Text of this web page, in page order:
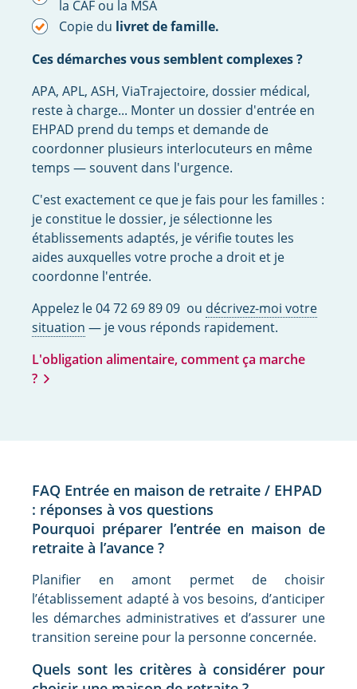
la CAF ou la MSA
Copie du livret de famille.
Ces démarches vous semblent complexes ?
APA, APL, ASH, ViaTrajectoire, dossier médical,
reste à charge... Monter un dossier d'entrée en
EHPAD prend du temps et demande de
coordonner plusieurs interlocuteurs en même
temps — souvent dans l'urgence.
C'est exactement ce que je fais pour les familles :
je constitue le dossier, je sélectionne les
établissements adaptés, je vérifie toutes les
aides auxquelles votre proche a droit et je
coordonne l'entrée.
Appelez le 04 72 69 89 09 ou décrivez-moi votre
situation — je vous réponds rapidement.
L'obligation alimentaire, comment ça marche
?
FAQ Entrée en maison de retraite / EHPAD
: réponses à vos questions
Pourquoi préparer l’entrée en maison de
retraite à l’avance ?
Planifier en amont permet de choisir
l’établissement adapté à vos besoins, d’anticiper
les démarches administratives et d’assurer une
transition sereine pour la personne concernée.
Quels sont les critères à considérer pour